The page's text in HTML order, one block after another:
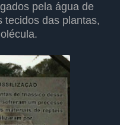
pela água de
tecidos das plantas,